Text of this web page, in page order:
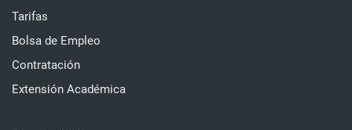
Tarifas
Bolsa de Empleo
Contratación
Extensión Académica